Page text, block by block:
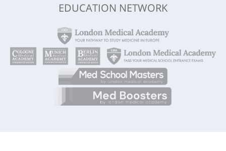
EDUCATION NETWORK